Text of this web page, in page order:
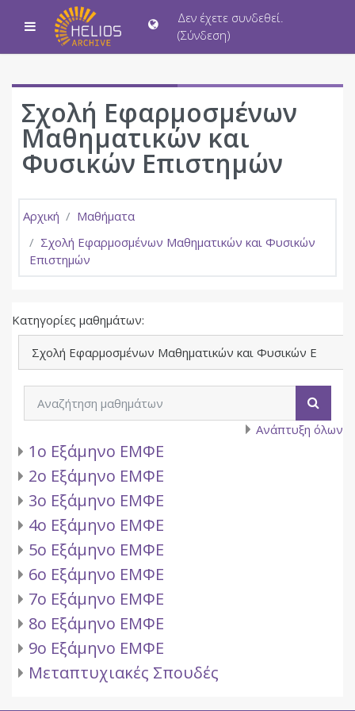
Μετάβαση στο κεντρικό περιεχόμενο
Πλευρικός πίνακας
Δεν έχετε συνδεθεί.
(Σύνδεση)
Σχολή Εφαρμοσμένων
Μαθηματικών και
Φυσικών Επιστημών
Αρχική
Μαθήματα
Σχολή Εφαρμοσμένων Μαθηματικών και Φυσικών
Επιστημών
Κατηγορίες μαθημάτων:
Ανάπτυξη όλων
1ο Εξάμηνο ΕΜΦΕ
2ο Εξάμηνο ΕΜΦΕ
3ο Εξάμηνο ΕΜΦΕ
4ο Εξάμηνο ΕΜΦΕ
5ο Εξάμηνο ΕΜΦΕ
6ο Εξάμηνο ΕΜΦΕ
7ο Εξάμηνο ΕΜΦΕ
8ο Εξάμηνο ΕΜΦΕ
9ο Εξάμηνο ΕΜΦΕ
Μεταπτυχιακές Σπουδές